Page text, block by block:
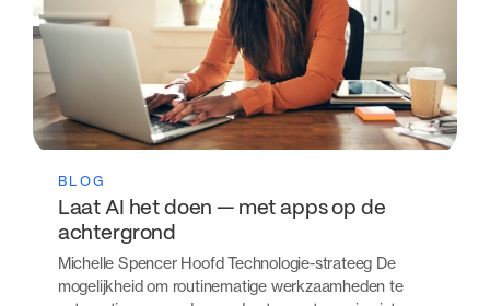
BLOG
Laat AI het doen — met apps op de
achtergrond
Michelle Spencer Hoofd Technologie-strateeg De
mogelijkheid om routinematige werkzaamheden te